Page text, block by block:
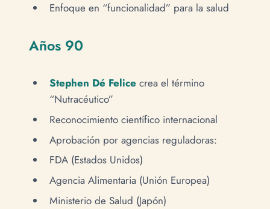
Enfoque en “funcionalidad” para la salud
Años 90
Stephen Dé Felice crea el término
“Nutracéutico”
Reconocimiento científico internacional
Aprobación por agencias reguladoras:
FDA (Estados Unidos)
Agencia Alimentaria (Unión Europea)
Ministerio de Salud (Japón)